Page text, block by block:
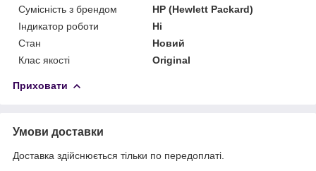
Сумісність з брендом
HP (Hewlett Packard)
Індикатор роботи
Ні
Стан
Новий
Клас якості
Original
Приховати
Умови доставки
Доставка здійснюється тільки по передоплаті.